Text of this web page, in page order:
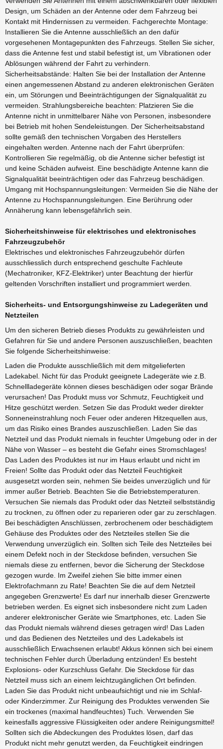
Design, um Schäden an der Antenne oder dem Fahrzeug bei
Kontakt mit Hindernissen zu vermeiden. Fachgerechte Montage:
Installieren Sie die Antenne ausschließlich an den dafür
vorgesehenen Montagepunkten des Fahrzeugs. Stellen Sie sicher,
dass die Antenne fest und stabil befestigt ist, um Vibrationen oder
Ablösungen während der Fahrt zu verhindern.
Sicherheitsabstände: Halten Sie bei der Installation der Antenne
einen angemessenen Abstand zu anderen elektronischen Geräten
ein, um Störungen und Beeinträchtigungen der Signalqualität zu
vermeiden. Strahlungsbereiche beachten: Platzieren Sie die
Antenne nicht in unmittelbarer Nähe von Personen, insbesondere
bei Betrieb mit hohen Sendeleistungen. Der Sicherheitsabstand
sollte gemäß den technischen Vorgaben des Herstellers
eingehalten werden. Antenne nach der Fahrt überprüfen:
Kontrollieren Sie regelmäßig, ob die Antenne sicher befestigt ist
und keine Schäden aufweist. Eine beschädigte Antenne kann die
Signalqualität beeinträchtigen oder das Fahrzeug beschädigen.
Umgang mit Hochspannungsleitungen: Vermeiden Sie die Nähe der
Antenne zu Hochspannungsleitungen. Eine Berührung oder
Annäherung kann lebensgefährlich sein.
Sicherheitshinweise für elektrisches und elektronisches
Fahrzeugzubehör
Elektrisches und elektronisches Fahrzeugzubehör dürfen
ausschliesslich durch entsprechend geschulte Fachleute
(Mechatroniker, KFZ-Elektriker) unter Beachtung der hierfür
geltenden Vorschriften installiert und programmiert werden.
Sicherheits- und Entsorgungshinweise zu Ladegeräten und
Netzteilen
Um den sicheren Betrieb dieses Produkts zu gewährleisten und
Gefahren für Sie und andere Personen auszuschließen, beachten
Sie folgende Sicherheitshinweise:
Laden die Produkte ausschließlich mit dem mitgelieferten
Ladekabel. Nicht für das Produkt geeignete Ladegeräte wie z.B.
Schnellladegeräte können dieses beschädigen oder sogar Brände
verursachen! Das Produkt muss vor Schmutz, Feuchtigkeit und
Hitze geschützt werden. Setzen Sie das Produkt weder direkter
Sonneneinstrahlung noch Feuer oder anderen Hitzequellen aus,
um das Risiko eines Brandes auszuschließen. Laden Sie das
Netzteil und das Produkt niemals in feuchter Umgebung oder in der
Nähe von Wasser – es besteht die Gefahr eines Stromschlages!
Das Laden des Produktes ist nur im Haus erlaubt und nicht im
Freien! Sollte das Produkt oder das Netzteil Feuchtigkeit
ausgesetzt worden sein, nehmen Sie beides unverzüglich und für
immer außer Betrieb. Beachten Sie die Betriebstemperaturen.
Versuchen Sie niemals das Produkt oder das Netzteil selbstständig
zu trocknen, zu öffnen oder zu reparieren oder gar zu zerschlagen.
Bei beschädigten Anschlüssen, zerbrochenem oder beschädigtem
Gehäuse des Produktes oder des Netzteiles stellen Sie die
Verwendung unverzüglich ein. Sollten sich Teile des Netzteiles bei
einem Defekt noch in der Steckdose befinden, versuchen Sie
niemals diese zu entfernen, bevor die Sicherung der Steckdose
gezogen wurde. Im Zweifel ziehen Sie bitte immer einen
Elektrofachmann zu Rate! Beachten Sie die auf dem Netzteil
angegeben Grenzwerte! Es darf nur innerhalb dieser Grenzwerte
betrieben werden. Es eignet sich insbesondere nicht zum Laden
anderer elektronischer Geräte wie Smartphones, etc. Laden Sie
das Produkt niemals während dieses getragen wird! Das Laden
und das Bedienen des Netzteiles und des Ladekabels ist
ausschließlich Erwachsenen erlaubt! Akkus können sich bei einem
technischen Fehler durch Überladung entzünden! Es besteht
Explosions- oder Kurzschluss Gefahr. Die Steckdose für das
Netzteil muss sich an einem leichtzugänglichen Ort befinden.
Laden Sie das Produkt nicht unbeaufsichtigt und nie im Schlaf-
oder Kinderzimmer. Zur Reinigung des Produktes verwenden Sie
ein trockenes (maximal handfeuchtes) Tuch. Verwenden Sie
keinesfalls aggressive Flüssigkeiten oder andere Reinigungsmittel!
Sollten sich die Abdeckungen des Produktes lösen, darf das
Produkt nicht mehr genutzt werden, da Feuchtigkeit eindringen